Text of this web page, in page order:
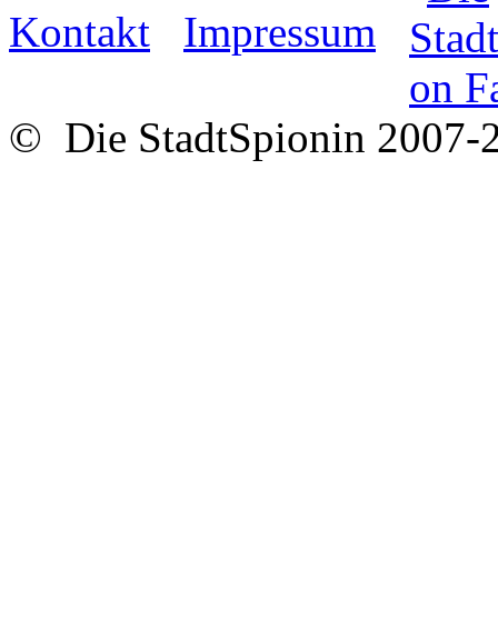
Kontakt
Impressum
© Die StadtSpionin 2007-